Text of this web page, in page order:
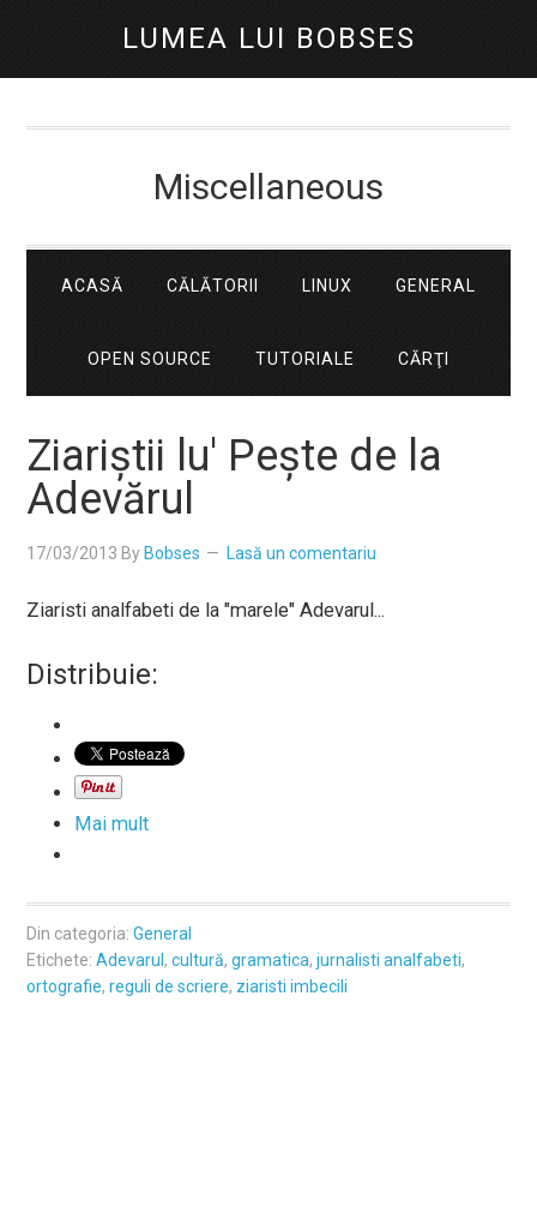
LUMEA LUI BOBSES
Miscellaneous
ACASĂ CĂLĂTORII LINUX GENERAL
OPEN SOURCE TUTORIALE CĂRŢI
Ziariştii lu' Peşte de la
Adevărul
17/03/2013 By Bobses Lasă un comentariu
Ziaristi analfabeti de la "marele" Adevarul...
Distribuie:
Mai mult
Din categoria:General
Etichete:Adevarul ,cultură,gramatica,jurnalisti analfabeti,
ortografie,reguli de scriere, ziaristi imbecili